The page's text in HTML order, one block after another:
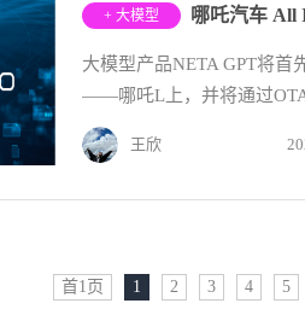
+ 大模型
大模型产品NETA GPT将
——哪吒L上，并将通过
王欣
首1页 1 2 3 4 5